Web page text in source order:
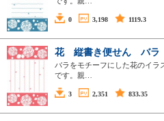
0 3,198 1119.3
花 縦書き便せん バ
バラをモチーフにした花のイラ
です。親…
3 2,351 833.35